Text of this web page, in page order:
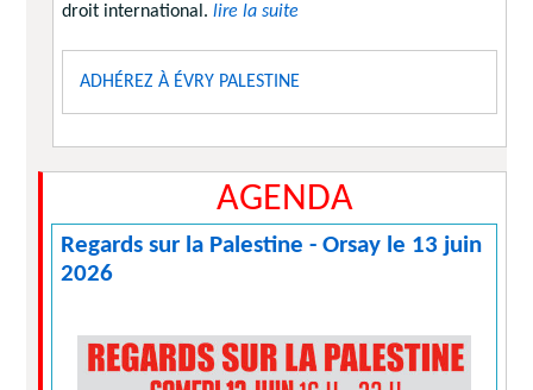
droit international. lire la suite
ADHÉREZ À ÉVRY PALESTINE
AGENDA
Regards sur la Palestine - Orsay le 13 juin
2026